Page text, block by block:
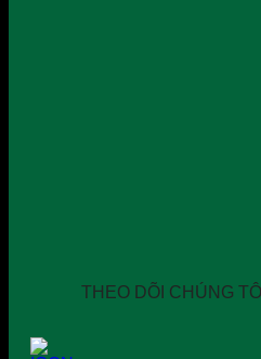
THEO DÕI CHÚNG